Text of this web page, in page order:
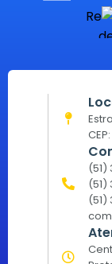
(51)
(51)